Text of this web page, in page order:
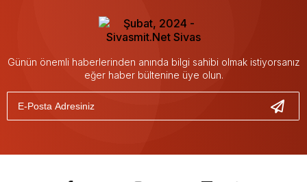
Günün önemli haberlerinden anında bilgi sahibi olmak istiyorsanız
eğer haber bültenine üye olun.